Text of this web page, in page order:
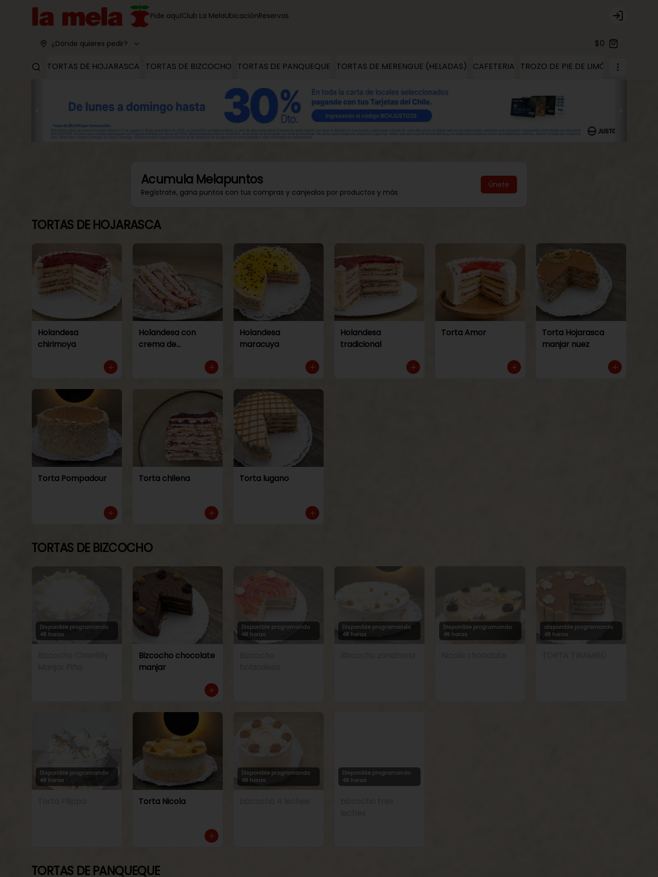
Pide aquíClub La MelaUbicaciónReservas Login
¿Dónde quieres pedir? $0
TORTAS DE HOJARASCA TORTAS DE BIZCOCHO TORTAS DE PANQUEQUE TORTAS DE MERENGUE (HELADAS) CAFETERIA TROZO DE PIE DE LIMÓN TROZOS
Acumula Melapuntos
Regístrate, gana puntos con tus compras y canjealos por productos y más
Únete
TORTAS DE HOJARASCA
Holandesa
chirimoya
Holandesa con
crema de
Holandesa
maracuya
Holandesa
tradicional
Torta Amor
Torta Hojarasca
manjar nuez
Torta Pompadour Torta chilena Torta lugano
TORTAS DE BIZCOCHO
Disponible programando
48 horas
Bizcocho chocolate
manjar
Disponible programando
48 horas
Disponible programando
48 horas
Disponible programando
48 horas
disponible programando
48 horas
Disponible programando
48 horas
Torta Nicola
Disponible programando
48 horas
Disponible programando
48 horas
TORTAS DE PANQUEQUE